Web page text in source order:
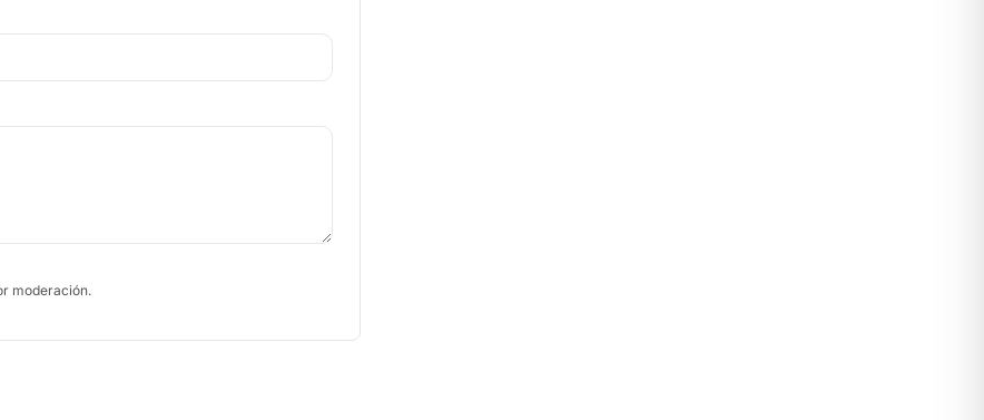
moderación.